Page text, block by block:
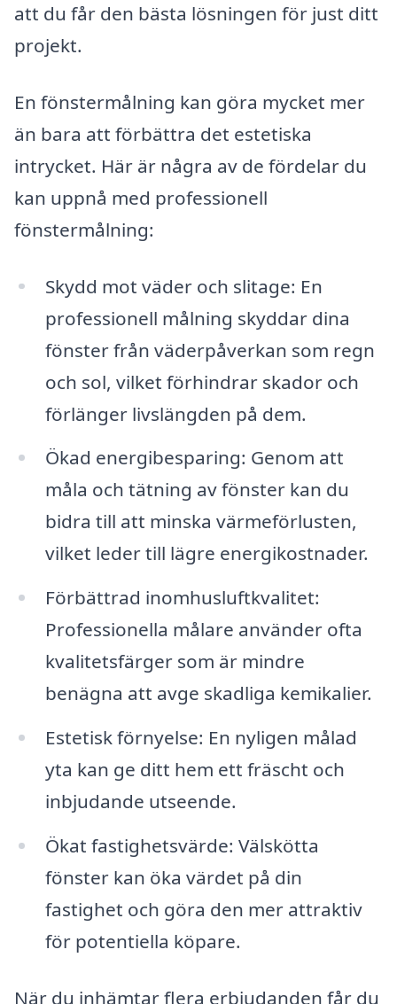
att du får den bästa lösningen för just ditt
projekt.
En fönstermålning kan göra mycket mer
än bara att förbättra det estetiska
intrycket. Här är några av de fördelar du
kan uppnå med professionell
fönstermålning:
Skydd mot väder och slitage: En
professionell målning skyddar dina
fönster från väderpåverkan som regn
och sol, vilket förhindrar skador och
förlänger livslängden på dem.
Ökad energibesparing: Genom att
måla och tätning av fönster kan du
bidra till att minska värmeförlusten,
vilket leder till lägre energikostnader.
Förbättrad inomhusluftkvalitet:
Professionella målare använder ofta
kvalitetsfärger som är mindre
benägna att avge skadliga kemikalier.
Estetisk förnyelse: En nyligen målad
yta kan ge ditt hem ett fräscht och
inbjudande utseende.
Ökat fastighetsvärde: Välskötta
fönster kan öka värdet på din
fastighet och göra den mer attraktiv
för potentiella köpare.
När du inhämtar flera erbjudanden får du